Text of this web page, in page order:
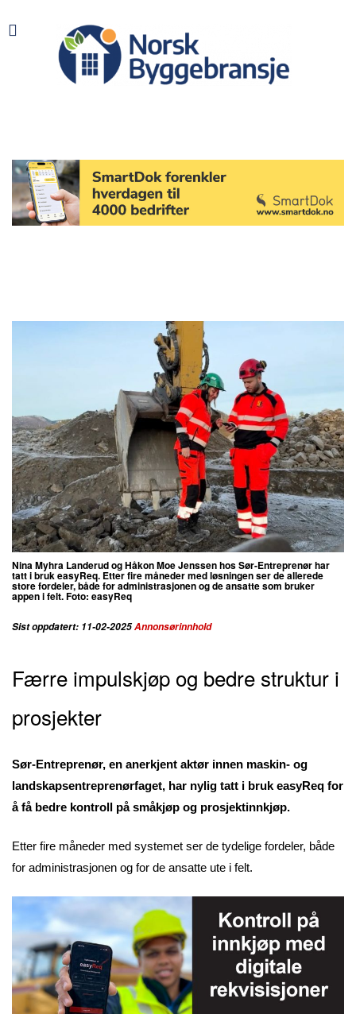
Nina Myhra Landerud og Håkon Moe Jenssen hos Sør-Entreprenør har
tatt i bruk easyReq. Etter fire måneder med løsningen ser de allerede
store fordeler, både for administrasjonen og de ansatte som bruker
appen i felt. Foto: easyReq
Sist oppdatert: 11-02-2025Annonsørinnhold
Færre impulskjøp og bedre struktur i
prosjekter
Sør-Entreprenør, en anerkjent aktør innen maskin- og
landskapsentreprenørfaget, har nylig tatt i bruk easyReq for
å få bedre kontroll på småkjøp og prosjektinnkjøp.
Etter fire måneder med systemet ser de tydelige fordeler, både
for administrasjonen og for de ansatte ute i felt.